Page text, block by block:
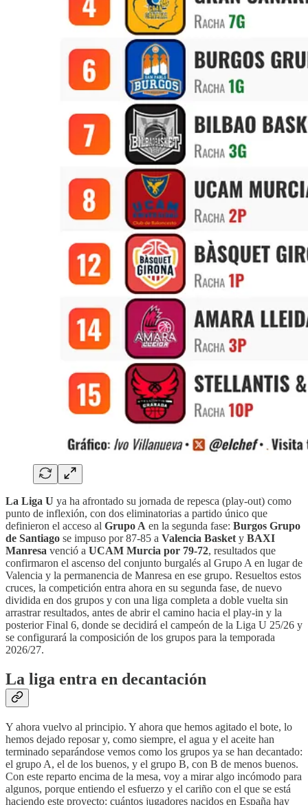
La Liga U ya ha afrontado su jornada de repesca (play-out) como
punto de inflexión, con dos eliminatorias a partido único que
definieron el acceso al Grupo A en la segunda fase: Burgos Grupo
de Santiago se impuso por 87-85 a Valencia Baskety BAXI
Manresa venció a UCAM Murcia por 79-72, resultados que
confirmaron el ascenso del conjunto burgalés al Grupo A en lugar de
Valencia y la permanencia de Manresa en ese grupo. Resueltos estos
cruces, la competición entra ahora en su segunda fase, de nuevo
dividida en dos grupos y con una liga completa a doble vuelta sin
arrastrar resultados, antes de abrir el camino hacia el play-in y la
posterior Final 6, donde se decidirá el campeón de la Liga U 25/26 y
se configurará la composición de los grupos para la temporada
2026/27.
La liga entra en decantación
Y ahora vuelvo al principio. Y ahora que hemos agitado el bote, lo
hemos dejado reposar y, como siempre, el agua y el aceite han
terminado separándose vemos como los grupos ya se han decantado:
el grupo A, el de los buenos, y el grupo B, con B de menos buenos.
Con este reparto encima de la mesa, voy a mirar algo incómodo para
algunos, porque entiendo el esfuerzo y el cariño con el que se está
haciendo este proyecto: cuántos jugadores nacidos en España hay